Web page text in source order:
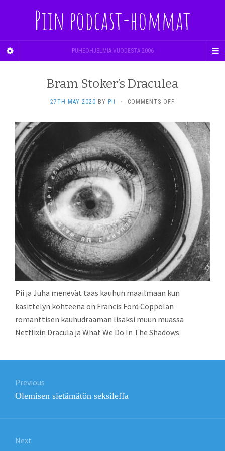
Piin podcast-hommat
PUHEOHJELMIA VUODESTA 2006
Bram Stoker’s Draculea
27TH MAY 2020 BY PII · COMMENTS OFF
STOKER’S
DRACULEA
Pii ja Juha menevät taas kauhun maailmaan kun
käsittelyn kohteena on Francis Ford Coppolan
romanttisen kauhudraaman lisäksi muun muassa
Netflixin Dracula ja What We Do In The Shadows.
navigation
Previous
Previous
Olemisen sietämätön seksileffa
Next